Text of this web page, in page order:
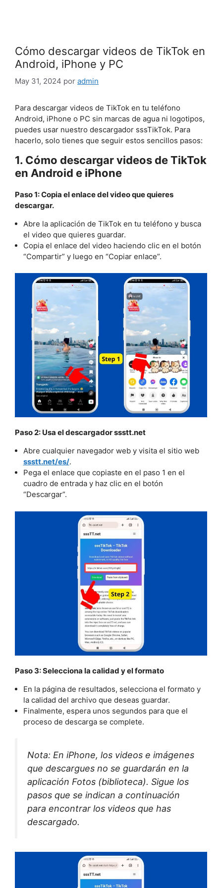
Cómo descargar videos de TikTok en
Android, iPhone y PC
May 31, 2024 por admin
Para descargar videos de TikTok en tu teléfono
Android, iPhone o PC sin marcas de agua ni logotipos,
puedes usar nuestro descargador sssTikTok. Para
hacerlo, solo tienes que seguir estos sencillos pasos:
1. Cómo descargar videos de TikTok
en Android e iPhone
Paso 1: Copia el enlace del video que quieres
descargar.
Abre la aplicación de TikTok en tu teléfono y busca
el video que quieres guardar.
Copia el enlace del video haciendo clic en el botón
“Compartir” y luego en “Copiar enlace”.
Paso 2: Usa el descargador ssstt.net
Abre cualquier navegador web y visita el sitio web
ssstt.net/es/.
Pega el enlace que copiaste en el paso 1 en el
cuadro de entrada y haz clic en el botón
“Descargar”.
Paso 3: Selecciona la calidad y el formato
En la página de resultados, selecciona el formato y
la calidad del archivo que deseas guardar.
Finalmente, espera unos segundos para que el
proceso de descarga se complete.
Nota: En iPhone, los videos e imágenes
que descargues no se guardarán en la
aplicación Fotos (biblioteca). Sigue los
pasos que se indican a continuación
para encontrar los videos que has
descargado.